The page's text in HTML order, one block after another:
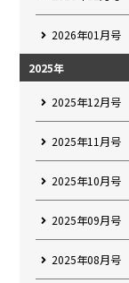
2026年01月号
2025年
2025年12月号
2025年11月号
2025年10月号
2025年09月号
2025年08月号